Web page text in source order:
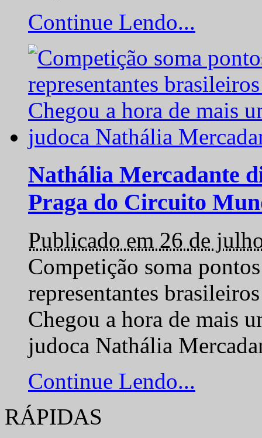
Continue Lendo...
Nathália Mercadante
Praga do Circuito
Publicado em 26 de
Competição soma
representantes
Chegou a hora de mais
judoca Nathália
Continue Lendo...
RÁPIDAS